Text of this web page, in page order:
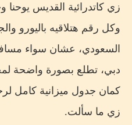
زي كاتدرائية القديس يوحنا
وكل رقم هتلاقيه باليورو
السعودي، عشان سواء
دبي، تطلع بصورة واضحة
زي ما سألت.